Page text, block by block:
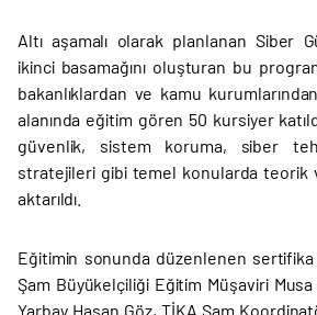
Altı aşamalı olarak planlanan Siber
ikinci basamağını oluşturan bu
bakanlıklardan ve kamu
alanında eğitim gören 50 kursiyer
güvenlik, sistem koruma, siber
stratejileri gibi temel konularda teorik
aktarıldı.
Eğitimin sonunda düzenlenen sertifika
Şam Büyükelçiliği Eğitim Müşaviri
Yarbay Hasan Göz, TİKA Şam